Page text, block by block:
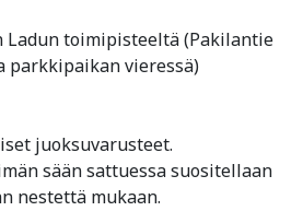
Ladun toimipisteeltä (Pakilantie
parkkipaikan vieressä)
juoksuvarusteet.
sään sattuessa suositellaan
nestettä mukaan.